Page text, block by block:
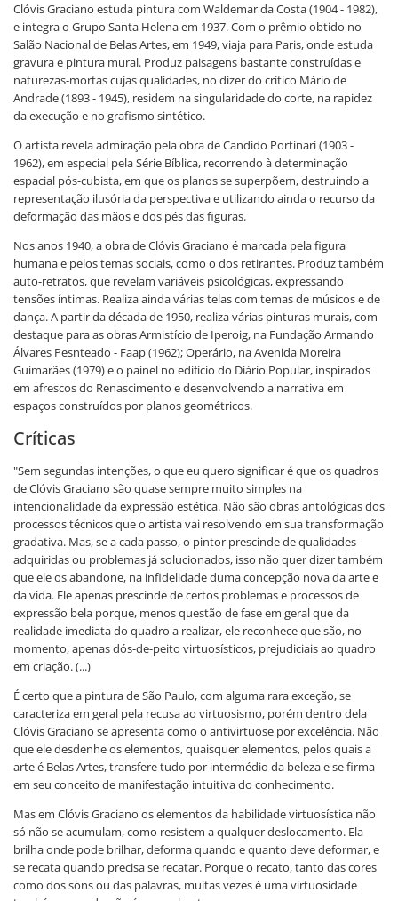
Clóvis Graciano estuda pintura com Waldemar da Costa (1904 - 1982),
e integra o Grupo Santa Helena em 1937. Com o prêmio obtido no
Salão Nacional de Belas Artes, em 1949, viaja para Paris, onde estuda
gravura e pintura mural. Produz paisagens bastante construídas e
naturezas-mortas cujas qualidades, no dizer do crítico Mário de
Andrade (1893 - 1945), residem na singularidade do corte, na rapidez
da execução e no grafismo sintético.
O artista revela admiração pela obra de Candido Portinari (1903 -
1962), em especial pela Série Bíblica, recorrendo à determinação
espacial pós-cubista, em que os planos se superpõem, destruindo a
representação ilusória da perspectiva e utilizando ainda o recurso da
deformação das mãos e dos pés das figuras.
Nos anos 1940, a obra de Clóvis Graciano é marcada pela figura
humana e pelos temas sociais, como o dos retirantes. Produz também
auto-retratos, que revelam variáveis psicológicas, expressando
tensões íntimas. Realiza ainda várias telas com temas de músicos e de
dança. A partir da década de 1950, realiza várias pinturas murais, com
destaque para as obras Armistício de Iperoig, na Fundação Armando
Álvares Pesnteado - Faap (1962); Operário, na Avenida Moreira
Guimarães (1979) e o painel no edifício do Diário Popular, inspirados
em afrescos do Renascimento e desenvolvendo a narrativa em
espaços construídos por planos geométricos.
Críticas
"Sem segundas intenções, o que eu quero significar é que os quadros
de Clóvis Graciano são quase sempre muito simples na
intencionalidade da expressão estética. Não são obras antológicas dos
processos técnicos que o artista vai resolvendo em sua transformação
gradativa. Mas, se a cada passo, o pintor prescinde de qualidades
adquiridas ou problemas já solucionados, isso não quer dizer também
que ele os abandone, na infidelidade duma concepção nova da arte e
da vida. Ele apenas prescinde de certos problemas e processos de
expressão bela porque, menos questão de fase em geral que da
realidade imediata do quadro a realizar, ele reconhece que são, no
momento, apenas dós-de-peito virtuosísticos, prejudiciais ao quadro
em criação. (...)
É certo que a pintura de São Paulo, com alguma rara exceção, se
caracteriza em geral pela recusa ao virtuosismo, porém dentro dela
Clóvis Graciano se apresenta como o antivirtuose por excelência. Não
que ele desdenhe os elementos, quaisquer elementos, pelos quais a
arte é Belas Artes, transfere tudo por intermédio da beleza e se firma
em seu conceito de manifestação intuitiva do conhecimento.
Mas em Clóvis Graciano os elementos da habilidade virtuosística não
só não se acumulam, como resistem a qualquer deslocamento. Ela
brilha onde pode brilhar, deforma quando e quanto deve deformar, e
se recata quando precisa se recatar. Porque o recato, tanto das cores
como dos sons ou das palavras, muitas vezes é uma virtuosidade